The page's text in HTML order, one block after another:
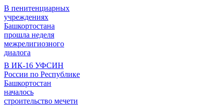
В пенитенциарных
учреждениях
Башкортостана
прошла неделя
межрелигиозного
диалога
В ИК-16 УФСИН
России по Республике
Башкортостан
началось
строительство мечети